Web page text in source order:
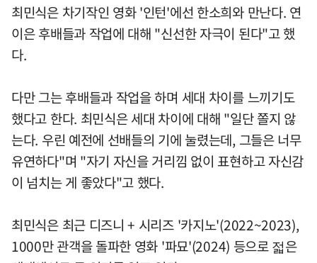
최민식은 차기작인 영화 '인턴'에선 한소희와 만난다. 연
이은 후배들과 작업에 대해 "신선한 자극이 된다"고 했
다.
다만 그는 후배들과 작업을 하며 세대 차이를 느끼기도
했다고 한다. 최민식은 세대 차이에 대해 "일단 쫄지 않
는다. 우린 예전에 선배들의 기에 눌렸는데, 그들은 너무
유연하다"며 "자기 자신을 거리낌 없이 표현하고 자신감
이 넘치는 게 좋았다"고 했다.
최민식은 최근 디즈니 + 시리즈 '카지노'(2022~2023),
1000만 관객을 돌파한 영화 '파묘'(2024) 등으로 젋은